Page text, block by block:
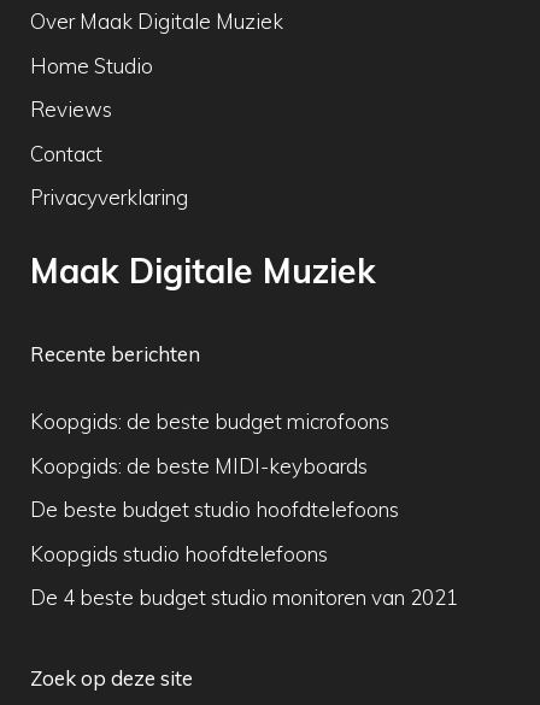
Over Maak Digitale Muziek
Home Studio
Reviews
Contact
Privacyverklaring
Maak Digitale Muziek
Recente berichten
Koopgids: de beste budget microfoons
Koopgids: de beste MIDI-keyboards
De beste budget studio hoofdtelefoons
Koopgids studio hoofdtelefoons
De 4 beste budget studio monitoren van 2021
Zoek op deze site